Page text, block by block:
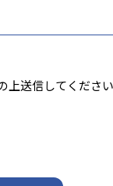
上送信してくださ